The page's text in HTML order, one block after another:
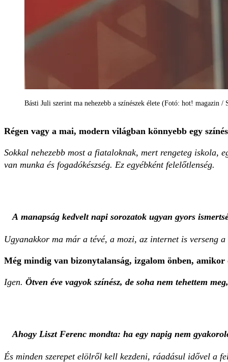
Básti Juli szerint ma nehezebb a színészek élete (Fotó: hot! magazin /
Régen vagy a mai, modern világban könnyebb egy
Sokkal nehezebb most a fiataloknak, mert rengeteg iskola,
van munka és fogadókészség. Ez egyébként felelőtlenség.
A manapság kedvelt napi sorozatok ugyan gyors
Ugyanakkor ma már a tévé, a mozi, az internet is verseng
Még mindig van bizonytalanság, izgalom önben,
Igen. Ötven éve vagyok színész, de soha nem tehettem
Ahogy Liszt Ferenc mondta: ha egy napig nem
És minden szerepet elölről kell kezdeni, ráadásul idővel a